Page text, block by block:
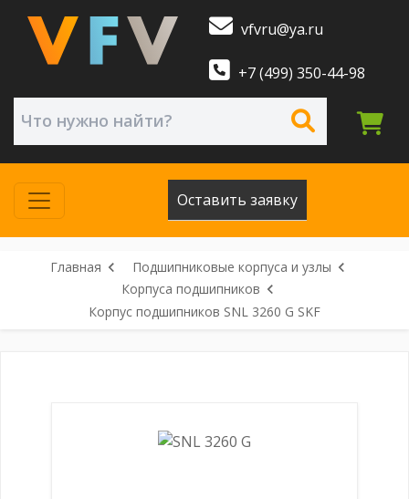
vfvru@ya.ru
+7 (499) 350-44-98
Оставить заявку
Главная
Подшипниковые корпуса и узлы
Корпуса подшипников
Корпус подшипников SNL 3260 G SKF